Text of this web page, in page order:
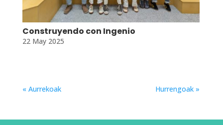
Construyendo con Ingenio
22 May 2025
« Aurrekoak Hurrengoak »